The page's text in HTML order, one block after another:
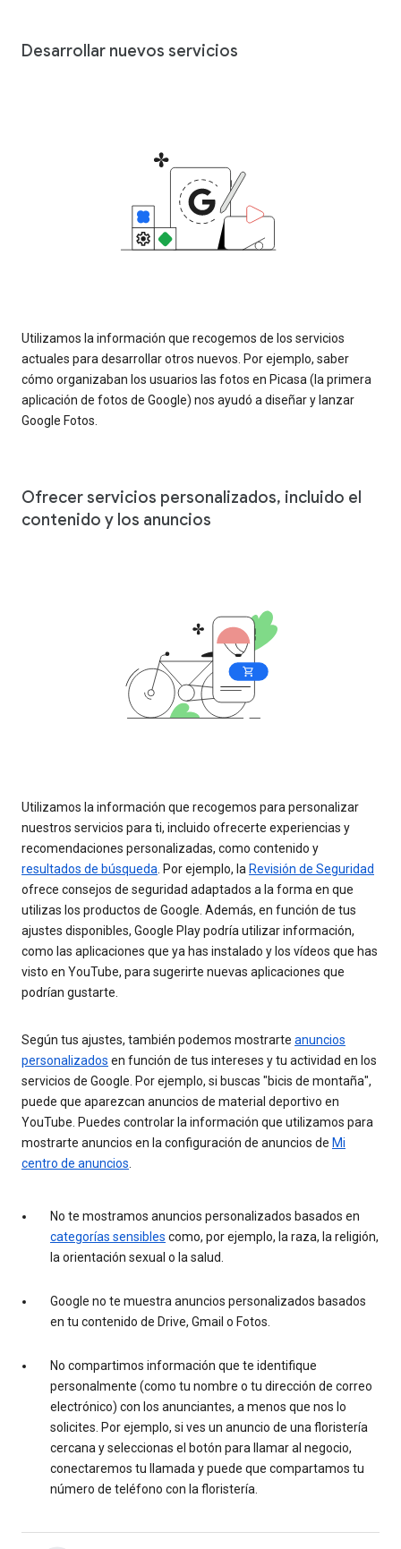
Desarrollar nuevos servicios
Utilizamos la información que recogemos de los servicios
actuales para desarrollar otros nuevos. Por ejemplo, saber
cómo organizaban los usuarios las fotos en Picasa (la primera
aplicación de fotos de Google) nos ayudó a diseñar y lanzar
Google Fotos.
Ofrecer servicios personalizados, incluido el
contenido y los anuncios
Utilizamos la información que recogemos para personalizar
nuestros servicios para ti, incluido ofrecerte experiencias y
recomendaciones personalizadas, como contenido y
resultados de búsqueda . Por ejemplo, la Revisión de Seguridad
ofrece consejos de seguridad adaptados a la forma en que
utilizas los productos de Google. Además, en función de tus
ajustes disponibles, Google Play podría utilizar información,
como las aplicaciones que ya has instalado y los vídeos que has
visto en YouTube, para sugerirte nuevas aplicaciones que
podrían gustarte.
Según tus ajustes, también podemos mostrarte anuncios
personalizados en función de tus intereses y tu actividad en los
servicios de Google. Por ejemplo, si buscas "bicis de montaña",
puede que aparezcan anuncios de material deportivo en
YouTube. Puedes controlar la información que utilizamos para
mostrarte anuncios en la configuración de anuncios de Mi
centro de anuncios
No te mostramos anuncios personalizados basados en
categorías sensibles como, por ejemplo, la raza, la religión,
la orientación sexual o la salud.
Google no te muestra anuncios personalizados basados
en tu contenido de Drive, Gmail o Fotos.
No compartimos información que te identifique
personalmente (como tu nombre o tu dirección de correo
electrónico) con los anunciantes, a menos que nos lo
solicites. Por ejemplo, si ves un anuncio de una floristería
cercana y seleccionas el botón para llamar al negocio,
conectaremos tu llamada y puede que compartamos tu
número de teléfono con la floristería.